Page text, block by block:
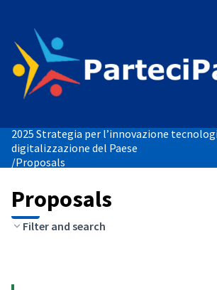
2025 Strategia per l’innovazione
digitalizzazione del Paese
/Proposals
Proposals
Filter and search